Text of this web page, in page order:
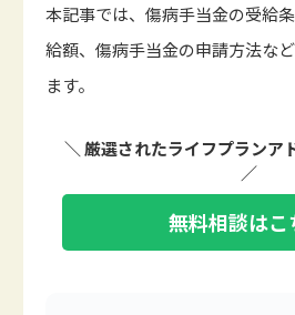
本記事では、傷病手当金の受給
給額、傷病手当金の申請方法な
ます。
＼ 厳選されたライフプランア
／
無料相談はこ